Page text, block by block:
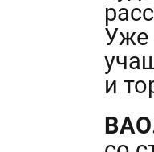
Уже
и